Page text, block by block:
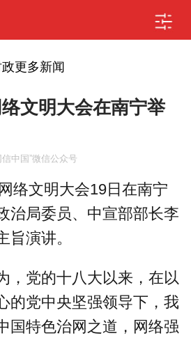
更多新闻
文明大会在南宁举
信中国”微信公众号
络文明大会19日在南宁
治局委员、中宣部部长李
旨演讲。
，党的十八大以来，在以
的党中央坚强领导下，我
国特色治网之道，网络强